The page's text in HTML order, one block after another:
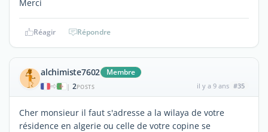
Merci
Réagir Répondre
alchimiste7602 Membre
| 2POSTS il y a 9 ans #35
Cher monsieur il faut s'adresse a la wilaya de votre
résidence en algerie ou celle de votre copine se